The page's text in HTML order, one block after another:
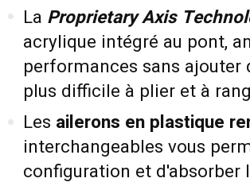
La Proprietary Axis
acrylique intégré au pont,
performances sans
plus difficile à plier et à
Les ailerons en plastique
interchangeables vous
configuration et d'absorber